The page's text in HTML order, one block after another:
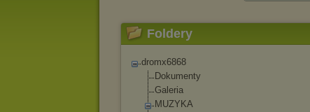
Foldery
dromx6868
Dokumenty
Galeria
MUZYKA